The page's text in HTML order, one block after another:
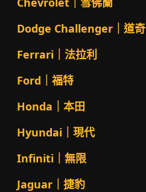
Dodge Challenger｜道奇
Ferrari｜法拉利
Ford｜福特
Honda｜本田
Hyundai｜現代
Infiniti｜無限
Jaguar｜捷豹